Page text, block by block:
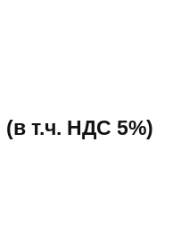
(в т.ч. НДС 5%)